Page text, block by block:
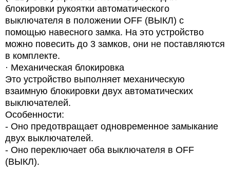
блокировки рукоятки автоматического
выключателя в положении OFF (ВЫКЛ) с
помощью навесного замка. На это устройство
можно повесить до 3 замков, они не поставляются
в комплекте.
· Механическая блокировка
Это устройство выполняет механическую
взаимную блокировки двух автоматических
выключателей.
Особенности:
- Оно предотвращает одновременное замыкание
двух выключателей.
- Оно переключает оба выключателя в OFF
(ВЫКЛ).